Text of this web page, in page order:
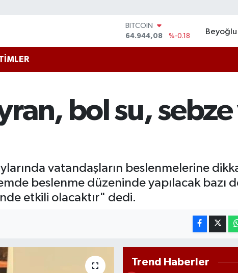
BITCOIN
64.944,08
%-0.18
55,2510
%0.32
GRAM ALTIN
6660.55
%0.03
BİST100
Beyoğlu
bol su,
vatandaşların beslenmelerine
beslenme düzeninde yapılacak bazı
etkili olacaktır" dedi.
Trend Haberler